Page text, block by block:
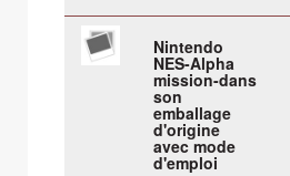
Nintendo
NES-Alpha
mission-dans
son
emballage
d'origine
avec mode
d'emploi